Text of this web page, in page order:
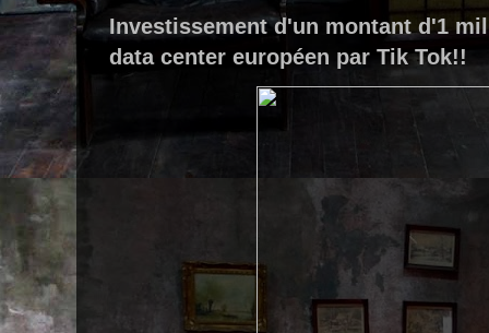
Investissement d'un montant d'1
data center européen par Tik Tok!!